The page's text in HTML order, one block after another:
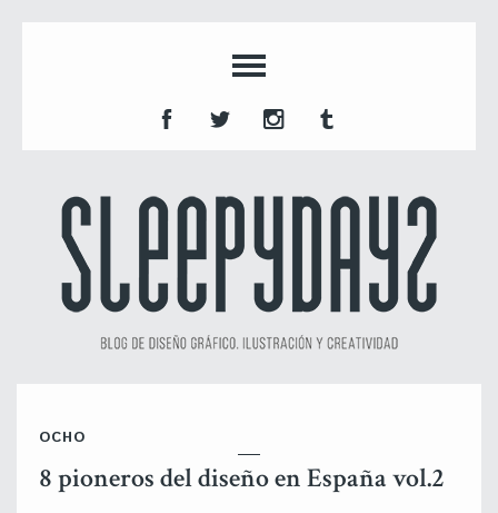
OCHO
8 pioneros del diseño en España vol.2